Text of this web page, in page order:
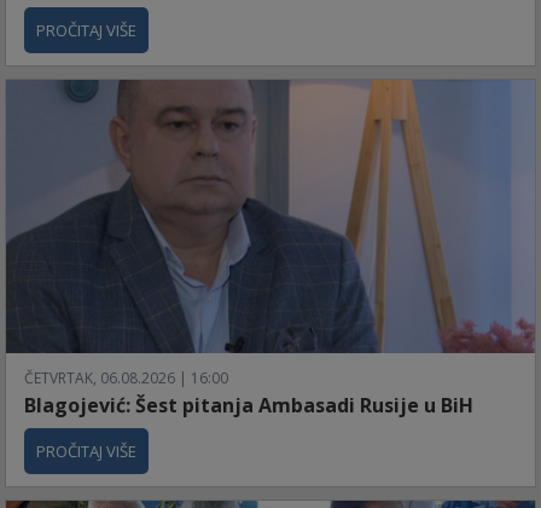
PROČITAJ VIŠE
ČETVRTAK, 06.08.2026 | 16:00
Blagojević: Šest pitanja Ambasadi Rusije u BiH
PROČITAJ VIŠE